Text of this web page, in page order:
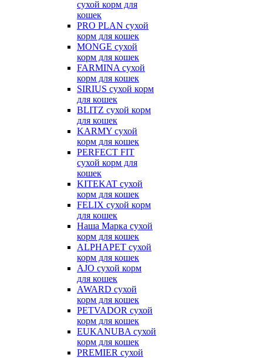
сухой корм для
кошек
PRO PLAN сухой
корм для кошек
MONGE сухой
корм для кошек
FARMINA сухой
корм для кошек
SIRIUS сухой корм
для кошек
BLITZ сухой корм
для кошек
KARMY сухой
корм для кошек
PERFECT FIT
сухой корм для
кошек
KITEKAT сухой
корм для кошек
FELIX сухой корм
для кошек
Наша Марка сухой
корм для кошек
ALPHAPET сухой
корм для кошек
AJO сухой корм
для кошек
AWARD сухой
корм для кошек
PETVADOR сухой
корм для кошек
EUKANUBA сухой
корм для кошек
PREMIER сухой